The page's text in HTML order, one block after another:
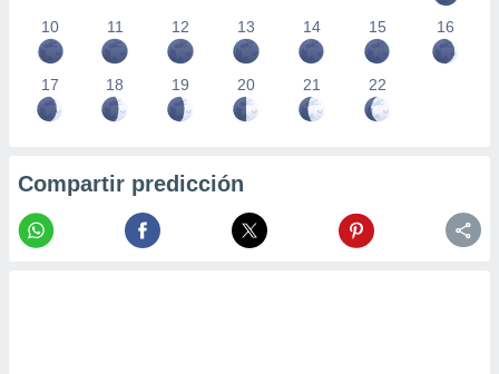
10 11 12 13 14 15 16
17 18 19 20 21 22
Compartir predicción